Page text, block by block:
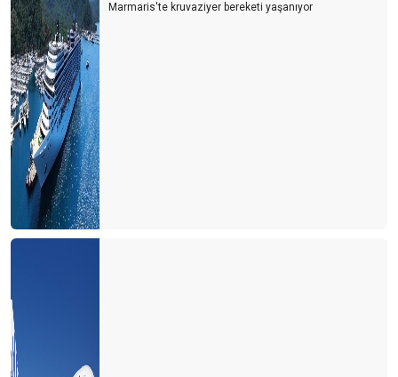
Marmaris'te kruvaziyer bereketi yaşanıyor